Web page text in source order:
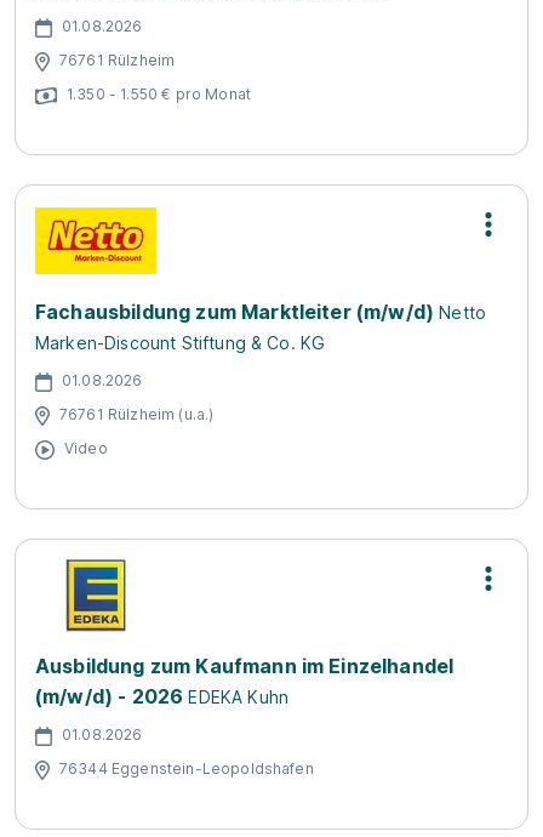
01.08.2026
76761 Rülzheim
1.350 - 1.550 € pro Monat
Fachausbildung zum Marktleiter (m/w/d) Netto
Marken-Discount Stiftung & Co. KG
01.08.2026
76761 Rülzheim (u.a.)
Video
Ausbildung zum Kaufmann im Einzelhandel
(m/w/d) - 2026 EDEKA Kuhn
01.08.2026
76344 Eggenstein-Leopoldshafen